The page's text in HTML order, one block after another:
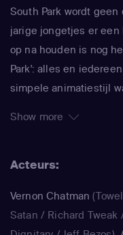
South Park wordt
jarige jongetjes er
op na houden is nog
Park': alles en
simpele animatiestijl
afgewisseld door
zelden ongeschonden
gepersifleerd. Zo
Show more
Acteurs:
Vernon Chatman
Satan / Richard